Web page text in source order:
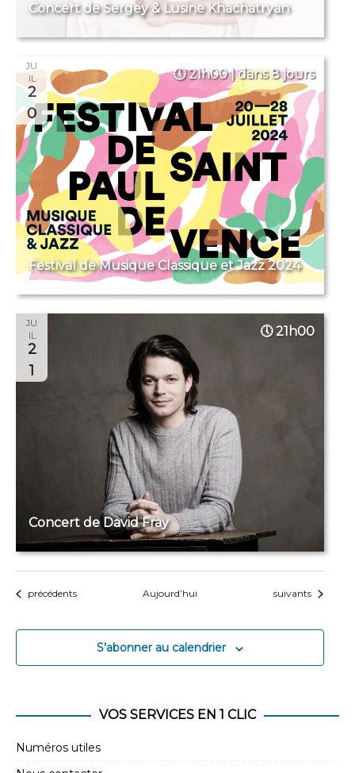
Concert de Sergey & Lusine Khachatryan
JU
IL
2
0
21h00 | dans 8 jours
Festival de Musique Classique et Jazz 2024
JU
IL
2
1
21h00
Concert de David Fray
Évènements
précédents Aujourd’hui Évènements
suivants
S’abonner au calendrier
VOS SERVICES EN 1 CLIC
Numéros utiles